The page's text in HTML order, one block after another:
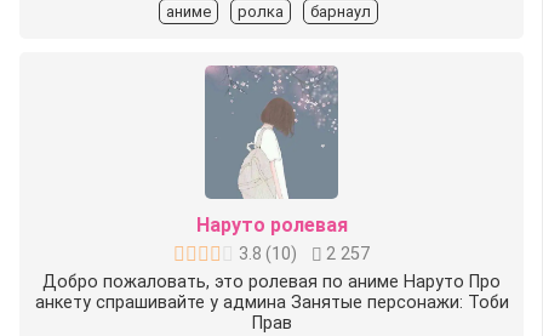
аниме ролка барнаул
Наруто ролевая
3.8 (10)
2 257
Добро пожаловать, это ролевая по аниме Наруто Про
анкету спрашивайте у админа Занятые персонажи: Тоби
Прав